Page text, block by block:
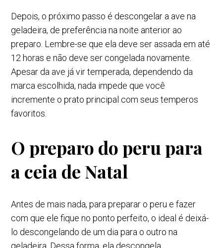
Depois, o próximo passo é descongelar a ave na
geladeira, de preferência na noite anterior ao
preparo. Lembre-se que ela deve ser assada em até
12 horas e não deve ser congelada novamente.
Apesar da ave já vir temperada, dependendo da
marca escolhida, nada impede que você
incremente o prato principal com seus temperos
favoritos.
O preparo do peru para
a ceia de Natal
Antes de mais nada, para preparar o peru e fazer
com que ele fique no ponto perfeito, o ideal é deixá-
lo descongelando de um dia para o outro na